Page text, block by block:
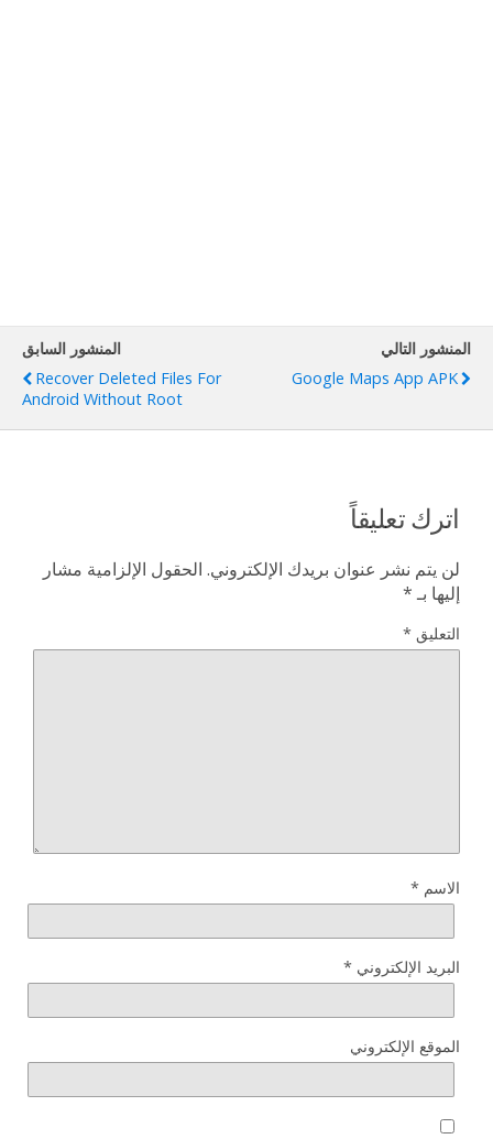
المنشور السابق
Recover Deleted Files For
Android Without Root
المنشور التالي
Google Maps App APK
اترك تعليقاً
لن يتم نشر عنوان بريدك الإلكتروني. الحقول الإلزامية مشار
إليها بـ*
التعليق *
الاسم *
البريد الإلكتروني *
الموقع الإلكتروني